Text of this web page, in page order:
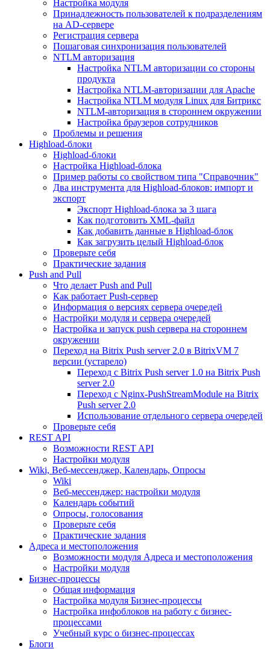
Настройка модуля
Принадлежность пользователей к подразделениям
на AD-сервере
Регистрация сервера
Пошаговая синхронизация пользователей
NTLM авторизация
Настройка NTLM авторизации со стороны
продукта
Настройка NTLM-авторизации для Apache
Настройка NTLM модуля Linux для Битрикс
NTLM-авторизация в стороннем окружении
Настройка браузеров сотрудников
Проблемы и решения
Highload-блоки
Highload-блоки
Настройка Highload-блока
Пример работы со свойством типа "Справочник"
Два инструмента для Highload-блоков: импорт и
экспорт
Экспорт Highload-блока за 3 шага
Как подготовить XML-файл
Как добавить данные в Highload-блок
Как загрузить целый Highload-блок
Проверьте себя
Практические задания
Push and Pull
Что делает Push and Pull
Как работает Push-сервер
Информация о версиях сервера очередей
Настройки модуля и сервера очередей
Настройка и запуск push сервера на стороннем
окружении
Переход на Bitrix Push server 2.0 в BitrixVM 7
версии (устарело)
Переход с Bitrix Push server 1.0 на Bitrix Push
server 2.0
Переход с Nginx-PushStreamModule на Bitrix
Push server 2.0
Использование отдельного сервера очередей
Проверьте себя
REST API
Возможности REST API
Настройки модуля
Wiki, Веб-мессенджер, Календарь, Опросы
Wiki
Веб-мессенджер: настройки модуля
Календарь событий
Опросы, голосования
Проверьте себя
Практические задания
Адреса и местоположения
Возможности модуля Адреса и местоположения
Настройки модуля
Бизнес-процессы
Общая информация
Настройка модуля Бизнес-процессы
Настройка инфоблоков на работу с бизнес-
процессами
Учебный курс о бизнес-процессах
Блоги